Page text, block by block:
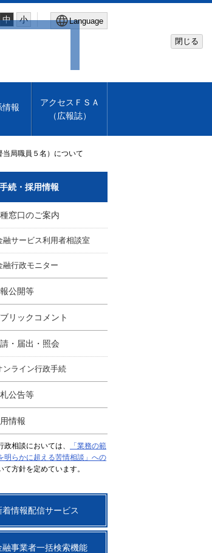
中 小 Language
閉じる
情報
アクセスＦＳＡ
（広報誌）
局職員５名）について
続・採用情報
窓口のご案内
融サービス利用者相談室
融行政モニター
公開等
リックコメント
・届出・照会
ンライン行政手続
公告等
情報
政相談においては、
「業務の範
明らかに超える苦情相談」への
て方針を定めています。
着情報配信サービス
融事業者一括検索機能